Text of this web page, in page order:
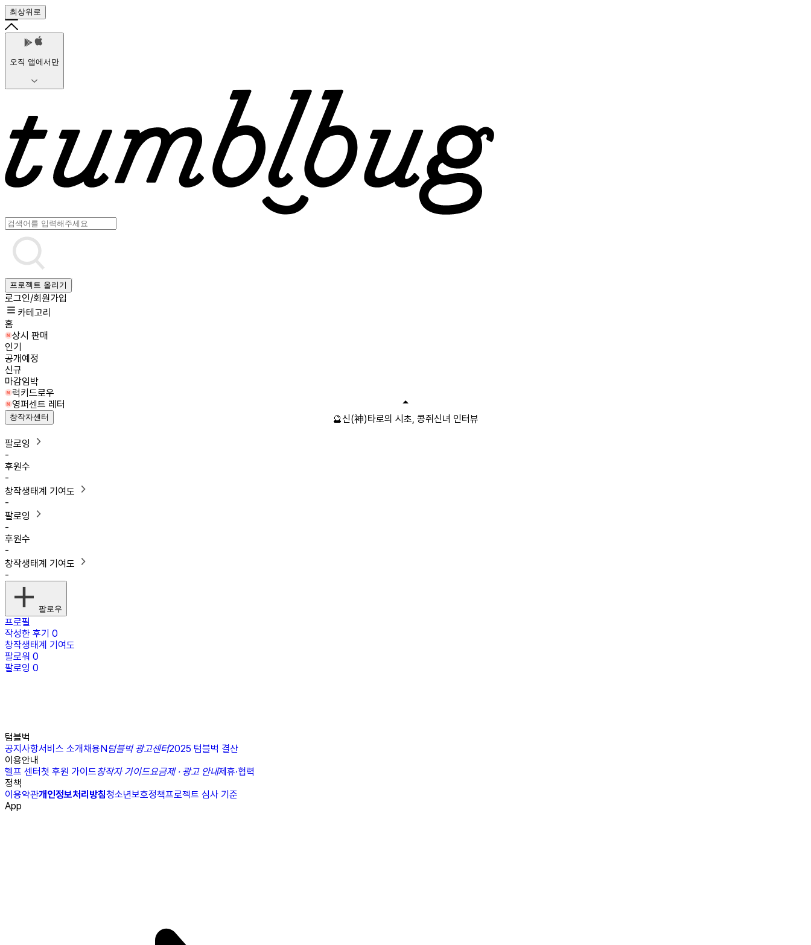
최상위로
오직 앱에서만
프로젝트 올리기
로그인/회원가입
카테고리
홈
상시 판매
인기
공개예정
신규
마감임박
럭키드로우
영퍼센트 레터
창작자센터
팔로잉
-
후원수
-
창작생태계 기여도
-
팔로잉
-
후원수
-
창작생태계 기여도
-
팔로우
프로필
작성한 후기 0
창작생태계 기여도
팔로워 0
팔로잉 0
텀블벅
공지사항서비스 소개채용N텀블벅 광고센터2025 텀블벅 결산
이용안내
헬프 센터첫 후원 가이드창작자 가이드요금제 · 광고 안내제휴·협력
정책
이용약관개인정보처리방침청소년보호정책프로젝트 심사 기준
App
🔮신(神)타로의 시초, 콩쥐신녀 인터뷰